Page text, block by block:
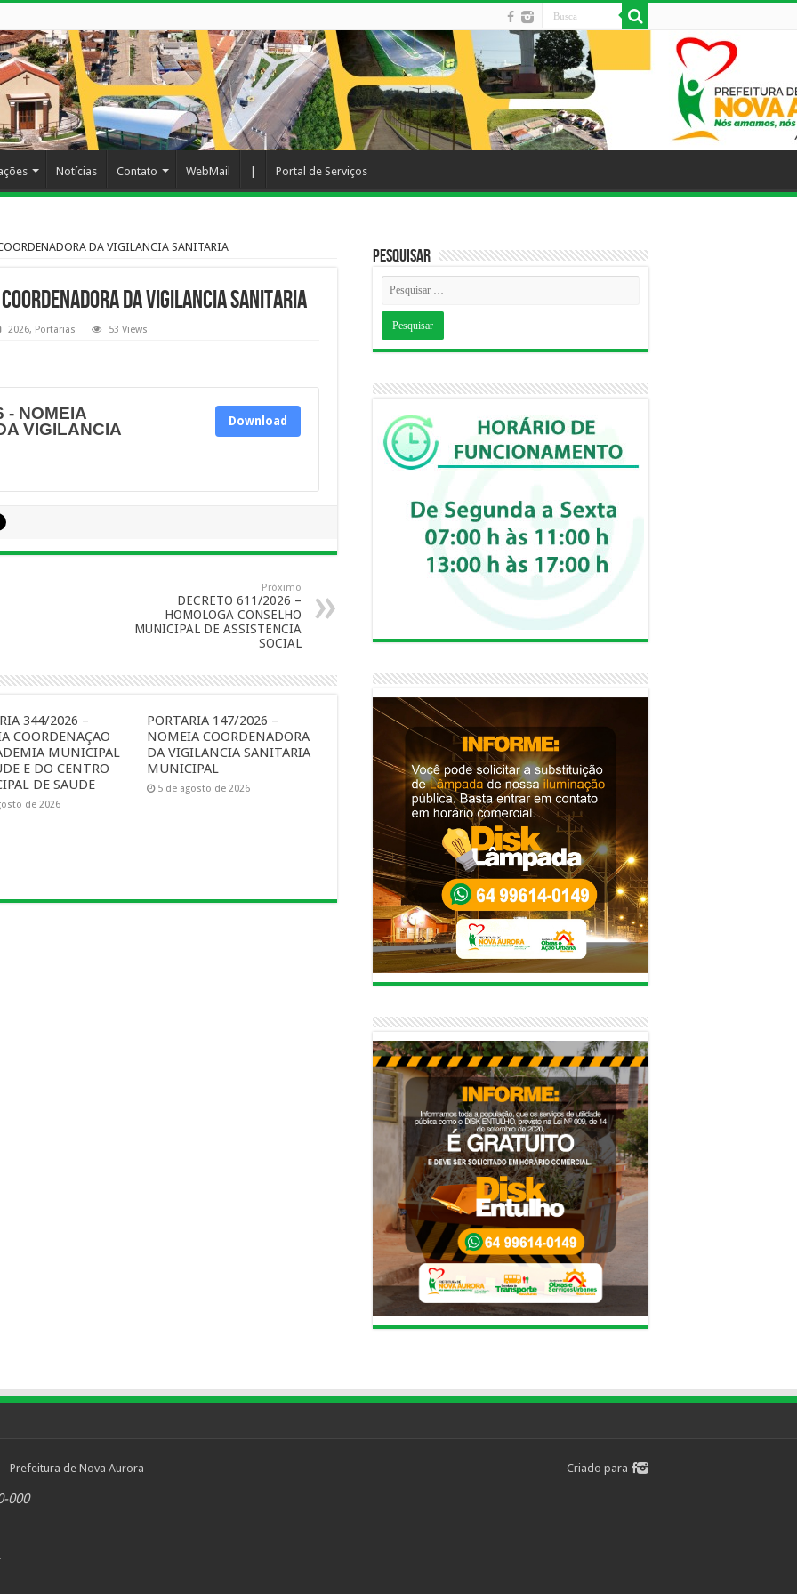
Notícias Contato WebMail Portal de Serviços
DA VIGILANCIA SANITARIA
DA VIGILANCIA SANITARIA
2026, Portarias 53 Views
- NOMEIA
VIGILANCIA
Download
Próximo
DECRETO 611/2026 –
HOMOLOGA CONSELHO
MUNICIPAL DE ASSISTENCIA
SOCIAL
344/2026 –
COORDENAÇAO
MUNICIPAL
E DO CENTRO
DE SAUDE
de 2026
PORTARIA 147/2026 –
NOMEIA COORDENADORA
DA VIGILANCIA SANITARIA
MUNICIPAL
5 de agosto de 2026
Pesquisar
Criado para
Prefeitura de Nova Aurora
000